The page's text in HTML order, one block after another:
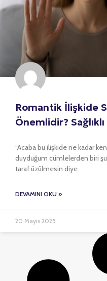
Romantik İlişkide
Önemlidir? Sağlıklı
“Acaba bu ilişkide ne kadar
duyduğum cümlelerden biri
taraf üzülmesin diye
DEVAMINI OKU »
20 Mayıs 2025